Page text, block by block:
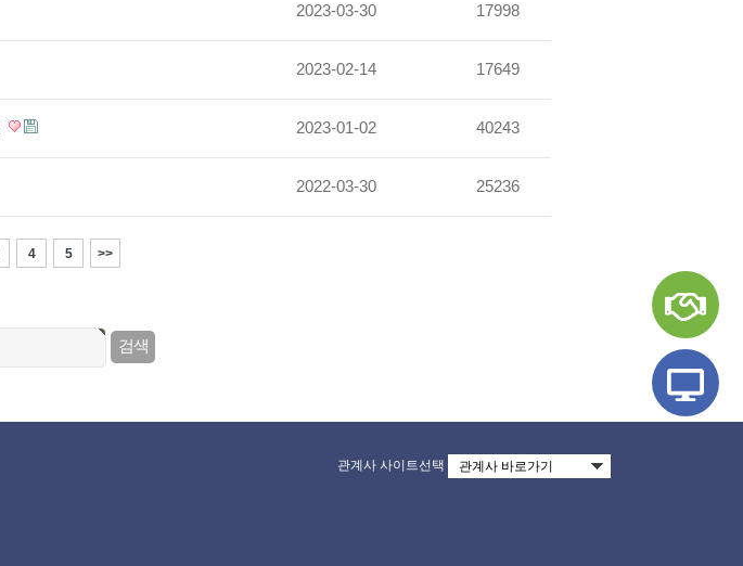
2023-03-30 17998
2023-02-14 17649
2023-01-02 40243
2022-03-30 25236
4 5 >>
관계사 사이트선택